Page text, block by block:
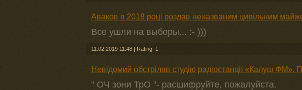
Аваков в 2018 році роздав неназваним цивільним
Все ушли на выборы... :- )))
11.02.2019 11:48 | Rating: 1
Невідомий обстріляв студію радіостанції «Калуш ФМ».
" ОЧ зони ТрО "- расшифруйте, пожалуйста.